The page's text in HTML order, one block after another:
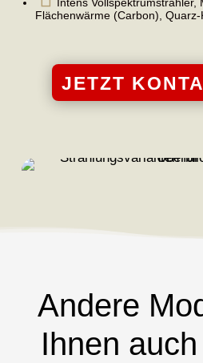
Flächenwärme (Carbon), Quarz-
JETZT
Andere
Ihnen